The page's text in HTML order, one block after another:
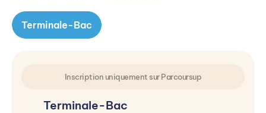
Terminale-Bac
Inscription uniquement sur Parcoursup
Terminale-Bac